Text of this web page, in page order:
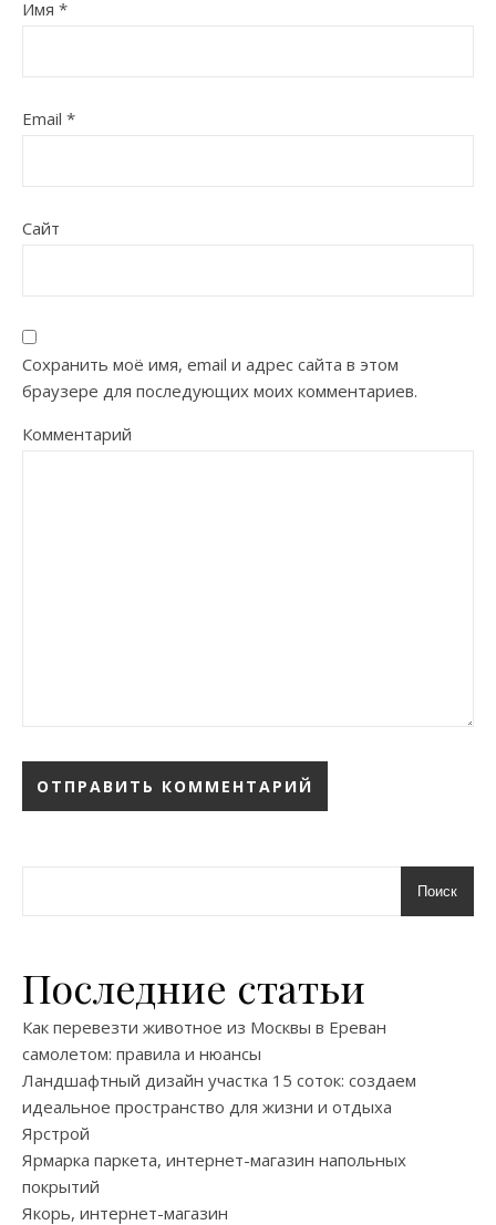
Имя *
Email *
Сайт
Сохранить моё имя, email и адрес сайта в этом
браузере для последующих моих комментариев.
Комментарий
Поиск
Последние статьи
Как перевезти животное из Москвы в Ереван
самолетом: правила и нюансы
Ландшафтный дизайн участка 15 соток: создаем
идеальное пространство для жизни и отдыха
Ярстрой
Ярмарка паркета, интернет-магазин напольных
покрытий
Якорь, интернет-магазин